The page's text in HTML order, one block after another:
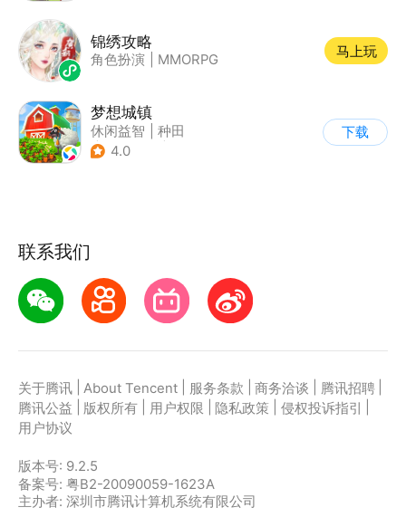
锦绣攻略
角色扮演 MMORPG
马上玩
梦想城镇
休闲益智
种田
| 田园生活
4.0
下载
联系我们
关于腾讯 About Tencent 服务条款 商务洽谈 腾讯招聘
腾讯公益
版权所有 用户权限 隐私政策 侵权投诉指引
用户协议
版本号: 9.2.5
备案号: 粤B2-20090059-1623A
主办者: 深圳市腾讯计算机系统有限公司